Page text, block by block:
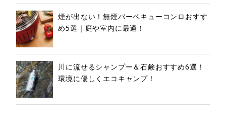
煙が出ない！無煙バーベキューコンロおすす
め5選｜庭や室内に最適！
川に流せるシャンプー＆石鹸おすすめ6選！
環境に優しくエコキャンプ！